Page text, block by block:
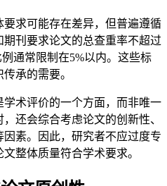
求可能存在差异，但普遍遵循
刊要求论文的总查重率不超过
通常限制在5%以内。这些标
承的需要。
术评价的一个方面，而非唯一
还会综合考虑论文的创新性、
素。因此，研究者不应过度专
整体质量符合学术要求。